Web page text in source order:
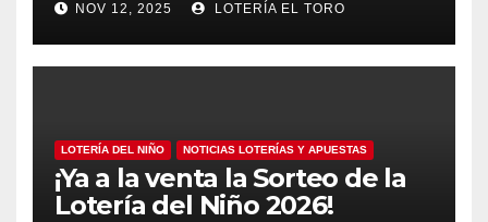
NOV 12, 2025 LOTERÍA EL TORO
LOTERÍA DEL NIÑO NOTICIAS LOTERÍAS Y APUESTAS
¡Ya a la venta la Sorteo de la
Lotería del Niño 2026!